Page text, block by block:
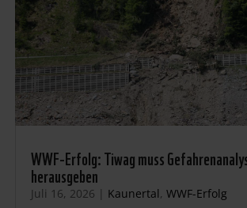
WWF-Erfolg: Tiwag muss
herausgeben
Juli 16, 2026 | Kaunertal, WWF-Erfolg